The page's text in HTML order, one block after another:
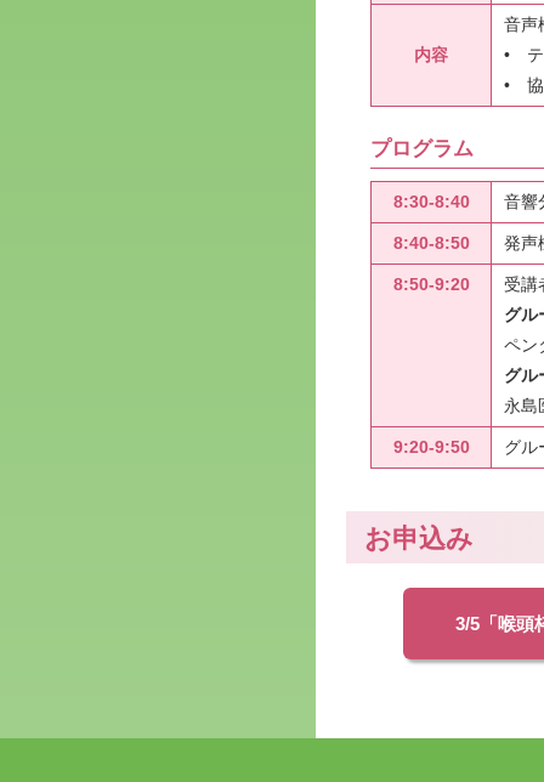
内容
音声
• テ
• 協
プログラム
8:30-8:40 音響
8:40-8:50 発声
8:50-9:20
受講
グル
ペン
グル
永島
9:20-9:50 グル
お申込み
3/5「喉頭